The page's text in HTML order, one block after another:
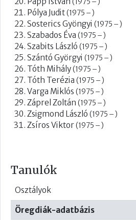
Tanulók
Osztályok
Öregdiák-adatbázis
Pólya Judit(1975 – )
Sosterics Gyöngyi (1975 – )
Szabados Éva (1975 – )
Szabits László (1975 – )
Szántó Györgyi (1975 – )
Tóth Mihály(1975 – )
Tóth Terézia (1975 – )
Varga Miklós (1975 – )
Záprel Zoltán (1975 – )
Zsigmond László (1975 – )
Zsíros Viktor(1975 – )